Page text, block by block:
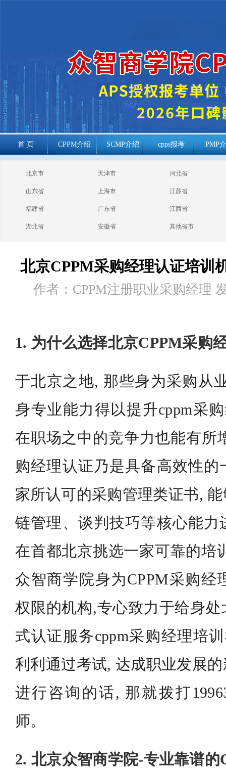
首 页 CPPM介绍 SCMP介绍 cpps报考 PMP
cppm报考常见
问题
北京市 天津市 河北省
山东省 上海市 江苏省
福建省 广东省 江西省
湖北省 安徽省 其他省市
北京CPPM采购经理认证培训
作者：CPPM注册职业采购经理
1. 为什么选择北京CPPM采购
于北京之地, 那些身为采购从
身专业能力得以提升cppm采
在职场之中的竞争力也能有所
购经理认证乃是具备高效性
家所认可的采购管理类证书,
链管理、谈判技巧等核心能力
在首都北京挑选一家可靠的培
众智商学院身为CPPM采购经
权限的机构,专心致力于给身
式认证服务cppm采购经理培
利利通过考试, 达成职业发展
进行咨询的话, 那就拨打
师。
2. 北京众智商学院-专业靠谱的